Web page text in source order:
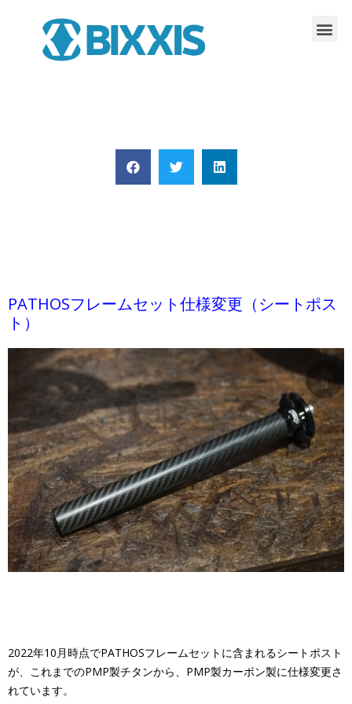
PATHOSフレームセット仕様変更（シートポス
ト）
2022年10月時点でPATHOSフレームセットに含まれるシートポスト
が、これまでのPMP製チタンから、PMP製カーボン製に仕様変更さ
れています。